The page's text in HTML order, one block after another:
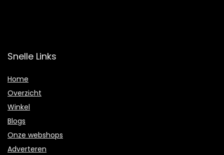
Snelle Links
Home
Overzicht
Winkel
Blogs
Onze webshops
Adverteren